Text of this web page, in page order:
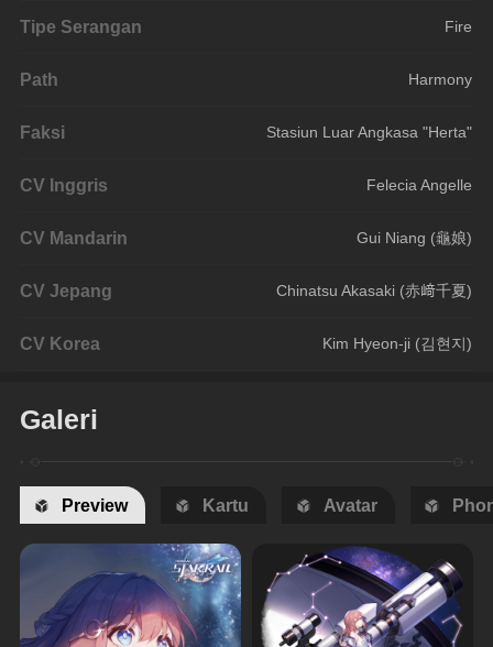
Tipe Serangan Fire
Path Harmony
Faksi Stasiun Luar Angkasa "Herta"
CV Inggris Felecia Angelle
CV Mandarin Gui Niang (龜娘)
CV Jepang Chinatsu Akasaki (赤﨑千夏)
CV Korea Kim Hyeon-ji (김현지)
Galeri
Preview Kartu Avatar